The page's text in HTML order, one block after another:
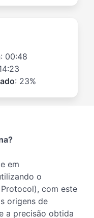
: 00:48
: 23%
em
o
com este
origens de
a precisão obtida